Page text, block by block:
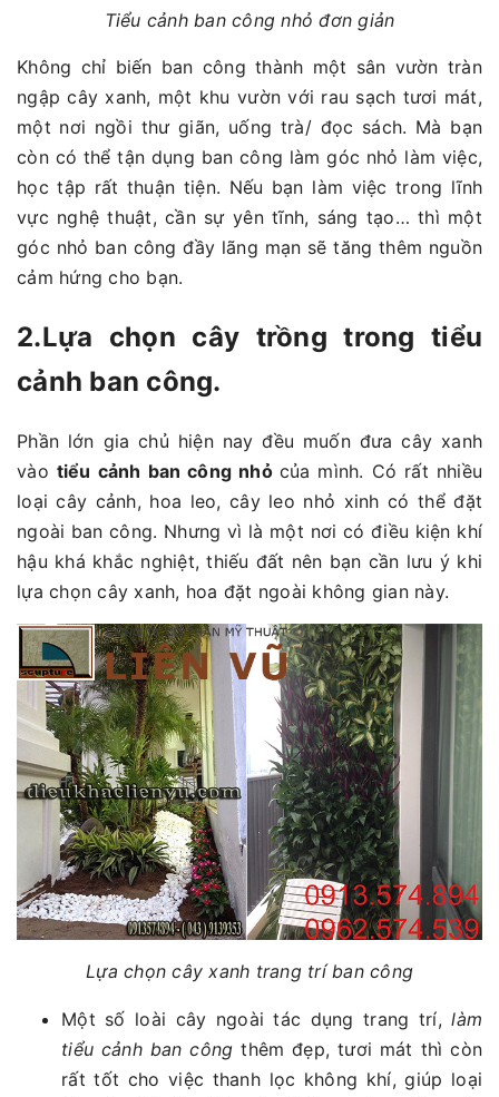
Tiểu cảnh ban công nhỏ đơn giản
Không chỉ biến ban công thành một sân vườn tràn
ngập cây xanh, một khu vườn với rau sạch tươi mát,
một nơi ngồi thư giãn, uống trà/ đọc sách. Mà bạn
còn có thể tận dụng ban công làm góc nhỏ làm việc,
học tập rất thuận tiện. Nếu bạn làm việc trong lĩnh
vực nghệ thuật, cần sự yên tĩnh, sáng tạo… thì một
góc nhỏ ban công đầy lãng mạn sẽ tăng thêm nguồn
cảm hứng cho bạn.
2.Lựa chọn cây trồng trong tiểu
cảnh ban công.
Phần lớn gia chủ hiện nay đều muốn đưa cây xanh
vào tiểu cảnh ban công nhỏ của mình. Có rất nhiều
loại cây cảnh, hoa leo, cây leo nhỏ xinh có thể đặt
ngoài ban công. Nhưng vì là một nơi có điều kiện khí
hậu khá khắc nghiệt, thiếu đất nên bạn cần lưu ý khi
lựa chọn cây xanh, hoa đặt ngoài không gian này.
Lựa chọn cây xanh trang trí ban công
Một số loài cây ngoài tác dụng trang trí,làm
tiểu cảnh ban công thêm đẹp, tươi mát thì còn
rất tốt cho việc thanh lọc không khí, giúp loại